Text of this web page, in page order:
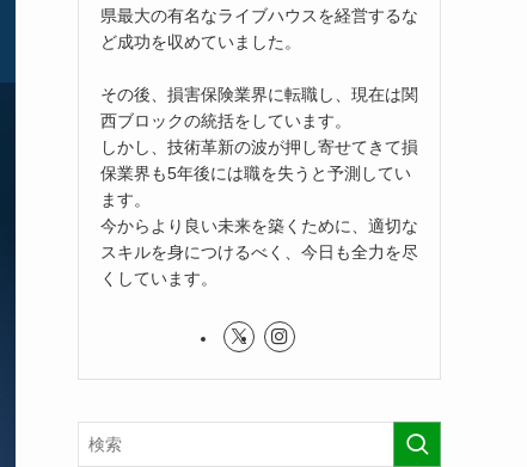
県最大の有名なライブハウスを経営するな
ど成功を収めていました。
その後、損害保険業界に転職し、現在は関
西ブロックの統括をしています。
しかし、技術革新の波が押し寄せてきて損
保業界も5年後には職を失うと予測してい
ます。
今からより良い未来を築くために、適切な
スキルを身につけるべく、今日も全力を尽
くしています。